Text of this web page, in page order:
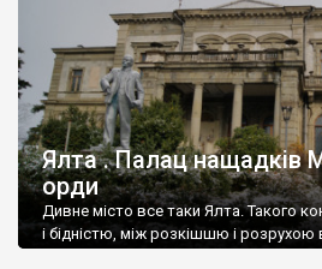
Ялта . Палац нащадків
орди
Дивне місто все таки Ялта. Такого
і бідністю, між розкішшю і розрухою